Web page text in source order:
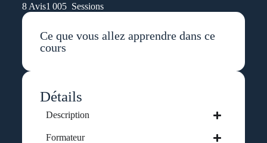
8 Avis1 005 Sessions
Ce que vous allez apprendre dans ce
cours
Détails
Description
Formateur